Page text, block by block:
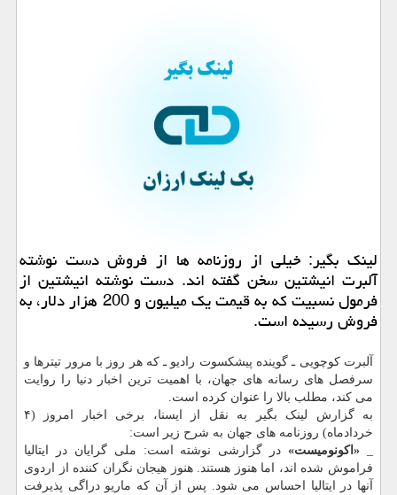
لینک بگیر: خیلی از روزنامه ها از فروش دست نوشته
آلبرت انیشتین سخن گفته اند. دست نوشته انیشتین از
فرمول نسبیت که به قیمت یک میلیون و 200 هزار دلار، به
فروش رسیده است.
آلبرت کوچویی ـ گوینده پیشکسوت رادیو ـ که هر روز با مرور تیترها و
سرفصل های رسانه های جهان، با اهمیت ترین اخبار دنیا را روایت
می کند، مطلب بالا را عنوان کرده است.
به گزارش لینک بگیر به نقل از ایسنا، برخی اخبار امروز (۴
خردادماه) روزنامه های جهان به شرح زیر است:
«اکونومیست»در گزارشی نوشته است: ملی گرایان در ایتالیا
فراموش شده اند، اما هنوز هستند. هنوز هیجان نگران کننده از اردوی
آنها در ایتالیا احساس می شود. پس از آن که ماریو دراگی پذیرفت